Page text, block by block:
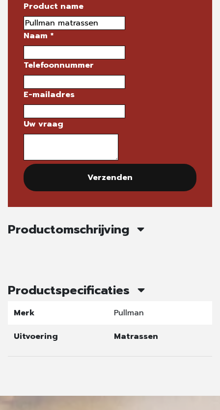
Product name
Naam *
Telefoonnummer
E-mailadres
Uw vraag
Verzenden
Productomschrijving
Productspecificaties
Merk
Pullman
Uitvoering
Matrassen